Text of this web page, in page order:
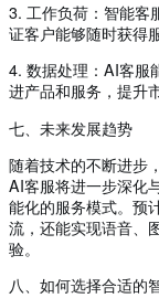
3. 工作负荷：智能客
证客户能够随时获得
4. 数据处理：AI客服
进产品和服务，提升
七、未来发展趋势
随着技术的不断进步
AI客服将进一步深化
能化的服务模式。预
流，还能实现语音、
验。
八、如何选择合适的